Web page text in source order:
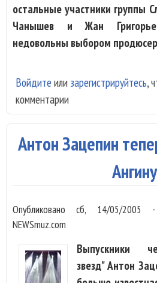
остальные участники группы
Чанышев и Жан
недовольны выбором
Войдите или зарегистрируйтесь,
комментарии
Антон Зацепин
Ангину
Опубликованосб, 14/05/2005
NEWSmuz.com
Выпускники
звезд" Антон